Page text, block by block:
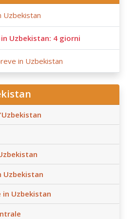
Uzbekistan
Uzbekistan: 4 giorni
in Uzbekistan
Uzbekistan
in Uzbekistan